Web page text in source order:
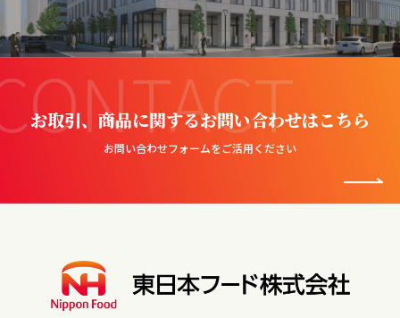
お取引、商品に関するお問い合わせはこちら
お問い合わせフォームをご活用ください